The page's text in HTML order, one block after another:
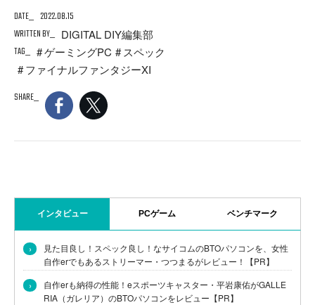
DATE
2022.08.15
WRITTEN BY
DIGITAL DIY編集部
TAG
ゲーミングPC
スペック
ファイナルファンタジーXI
SHARE
インタビュー PCゲーム ベンチマーク
›
見た目良し！スペック良し！なサイコムのBTOパソコンを、女性
自作erでもあるストリーマー・つつまるがレビュー！【PR】
›
自作erも納得の性能！eスポーツキャスター・平岩康佑がGALLE
RIA（ガレリア）のBTOパソコンをレビュー【PR】